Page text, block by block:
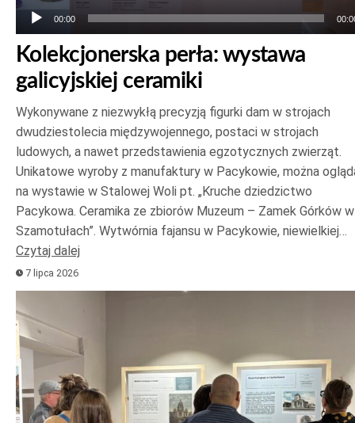
00:00
Kolekcjonerska perła: wystawa
galicyjskiej ceramiki
Wykonywane z niezwykłą precyzją figurki dam w strojach
dwudziestolecia międzywojennego, postaci w strojach
ludowych, a nawet przedstawienia egzotycznych zwierząt.
Unikatowe wyroby z manufaktury w Pacykowie, można
na wystawie w Stalowej Woli pt. „Kruche dziedzictwo
Pacykowa. Ceramika ze zbiorów Muzeum – Zamek Górków w
Szamotułach”. Wytwórnia fajansu w Pacykowie, niewielkiej…
Czytaj dalej
7 lipca 2026
plików
dźwiękowych